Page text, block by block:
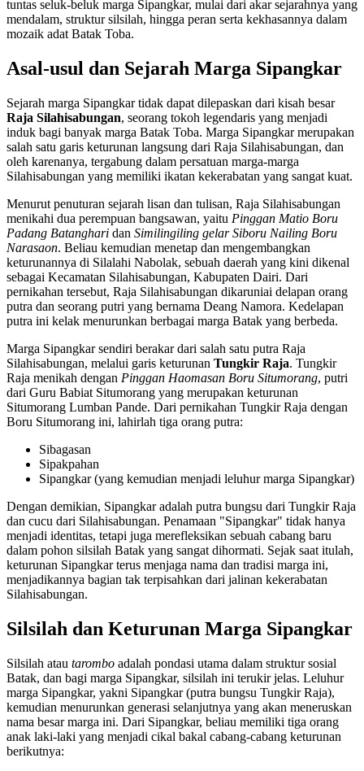
tuntas seluk-beluk marga Sipangkar, mulai dari akar sejarahnya yang
mendalam, struktur silsilah, hingga peran serta kekhasannya dalam
mozaik adat Batak Toba.
Asal-usul dan Sejarah Marga Sipangkar
Sejarah marga Sipangkar tidak dapat dilepaskan dari kisah besar
Raja Silahisabungan, seorang tokoh legendaris yang menjadi
induk bagi banyak marga Batak Toba. Marga Sipangkar merupakan
salah satu garis keturunan langsung dari Raja Silahisabungan, dan
oleh karenanya, tergabung dalam persatuan marga-marga
Silahisabungan yang memiliki ikatan kekerabatan yang sangat kuat.
Menurut penuturan sejarah lisan dan tulisan, Raja Silahisabungan
menikahi dua perempuan bangsawan, yaitu Pinggan Matio Boru
Padang Batanghari dan Similingiling gelar Siboru Nailing Boru
Narasaon. Beliau kemudian menetap dan mengembangkan
keturunannya di Silalahi Nabolak, sebuah daerah yang kini dikenal
sebagai Kecamatan Silahisabungan, Kabupaten Dairi. Dari
pernikahan tersebut, Raja Silahisabungan dikaruniai delapan orang
putra dan seorang putri yang bernama Deang Namora. Kedelapan
putra ini kelak menurunkan berbagai marga Batak yang berbeda.
Marga Sipangkar sendiri berakar dari salah satu putra Raja
Silahisabungan, melalui garis keturunan Tungkir Raja. Tungkir
Raja menikah dengan Pinggan Haomasan Boru Situmorang, putri
dari Guru Babiat Situmorang yang merupakan keturunan
Situmorang Lumban Pande. Dari pernikahan Tungkir Raja dengan
Boru Situmorang ini, lahirlah tiga orang putra:
Sibagasan
Sipakpahan
Sipangkar (yang kemudian menjadi leluhur marga Sipangkar)
Dengan demikian, Sipangkar adalah putra bungsu dari Tungkir Raja
dan cucu dari Silahisabungan. Penamaan "Sipangkar" tidak hanya
menjadi identitas, tetapi juga merefleksikan sebuah cabang baru
dalam pohon silsilah Batak yang sangat dihormati. Sejak saat itulah,
keturunan Sipangkar terus menjaga nama dan tradisi marga ini,
menjadikannya bagian tak terpisahkan dari jalinan kekerabatan
Silahisabungan.
Silsilah dan Keturunan Marga Sipangkar
Silsilah atau tarombo adalah pondasi utama dalam struktur sosial
Batak, dan bagi marga Sipangkar, silsilah ini terukir jelas. Leluhur
marga Sipangkar, yakni Sipangkar (putra bungsu Tungkir Raja),
kemudian menurunkan generasi selanjutnya yang akan meneruskan
nama besar marga ini. Dari Sipangkar, beliau memiliki tiga orang
anak laki-laki yang menjadi cikal bakal cabang-cabang keturunan
berikutnya: